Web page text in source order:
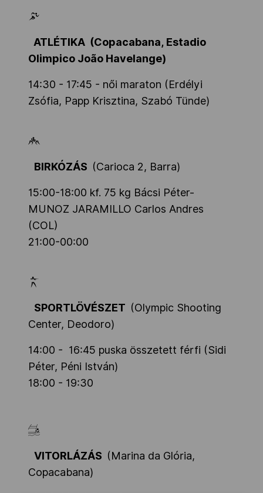
Kettőskarrier-program
NOB
Társszervezetek
Adatbank
ATLÉTIKA (Copacabana, Estadio
Olimpico João Havelange)
14:30 - 17:45 - női maraton (Erdélyi
Zsófia, Papp Krisztina, Szabó Tünde)
BIRKÓZÁS (Carioca 2, Barra)
15:00-18:00 kf. 75 kg Bácsi Péter-
MUNOZ JARAMILLO Carlos Andres
(COL)
21:00-00:00
SPORTLÖVÉSZET (Olympic Shooting
Center, Deodoro)
14:00 - 16:45 puska összetett férfi (Sidi
Péter, Péni István)
18:00 - 19:30
VITORLÁZÁS (Marina da Glória,
Copacabana)